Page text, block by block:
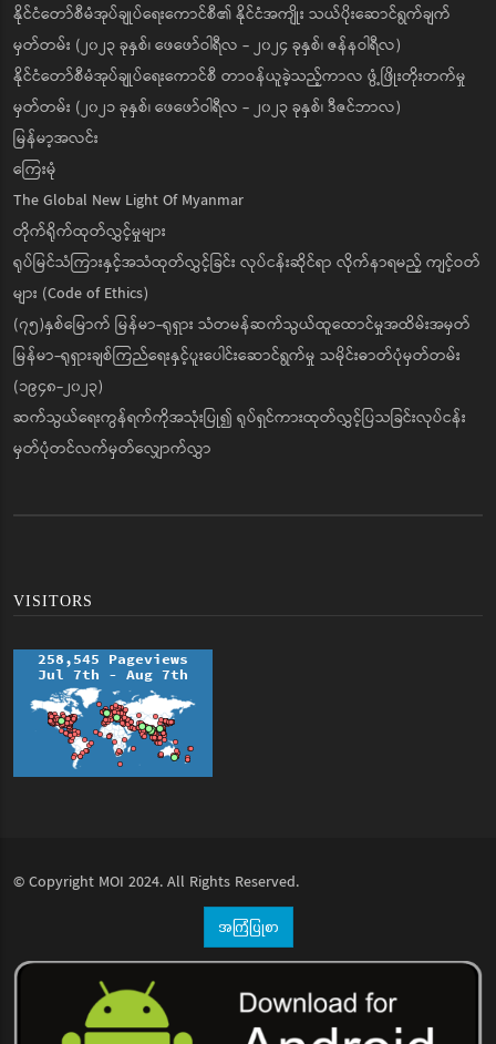
နိုင်ငံတော်စီမံအုပ်ချုပ်ရေးကောင်စီ၏ နိုင်ငံအကျိုး သယ်ပိုးဆောင်ရွက်ချက်
မှတ်တမ်း (၂၀၂၃ ခုနှစ်၊ ဖေဖော်ဝါရီလ - ၂၀၂၄ ခုနှစ်၊ ဇန်နဝါရီလ)
နိုင်ငံတော်စီမံအုပ်ချုပ်ရေးကောင်စီ တာဝန်ယူခဲ့သည့်ကာလ ဖွံ့ဖြိုးတိုးတက်မှု
မှတ်တမ်း (၂၀၂၁ ခုနှစ်၊ ဖေဖော်ဝါရီလ - ၂၀၂၃ ခုနှစ်၊ ဒီဇင်ဘာလ)
မြန်မာ့အလင်း
ကြေးမုံ
The Global New Light Of Myanmar
တိုက်ရိုက်ထုတ်လွှင့်မှုများ
ရုပ်မြင်သံကြားနှင့်အသံထုတ်လွှင့်ခြင်း လုပ်ငန်းဆိုင်ရာ လိုက်နာရမည့် ကျင့်ဝတ်
များ (Code of Ethics)
(၇၅)နှစ်မြောက် မြန်မာ-ရုရှား သံတမန်ဆက်သွယ်ထူထောင်မှုအထိမ်းအမှတ်
မြန်မာ-ရုရှားချစ်ကြည်ရေးနှင့်ပူးပေါင်းဆောင်ရွက်မှု သမိုင်းဓာတ်ပုံမှတ်တမ်း
(၁၉၄၈-၂၀၂၃)
ဆက်သွယ်ရေးကွန်ရက်ကိုအသုံးပြု၍ ရုပ်ရှင်ကားထုတ်လွှင့်ပြသခြင်းလုပ်ငန်း
မှတ်ပုံတင်လက်မှတ်လျှောက်လွှာ
VISITORS
© Copyright MOI 2024. All Rights Reserved.
အကြံပြုစာ